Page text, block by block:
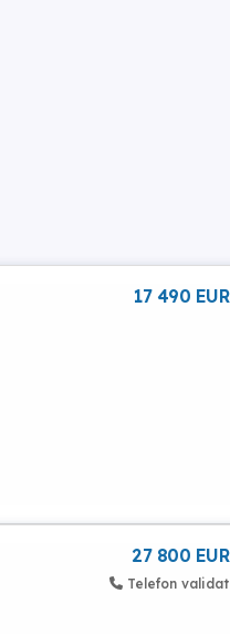
17 490 EUR
27 800 EUR
Telefon validat